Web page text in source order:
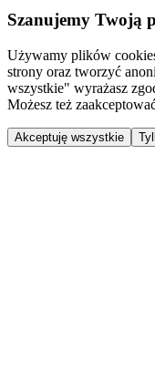
Szanujemy Twoją
Używamy plików
strony oraz tworzyć
wszystkie" wyrażasz
Możesz też
Akceptuję wszystkie